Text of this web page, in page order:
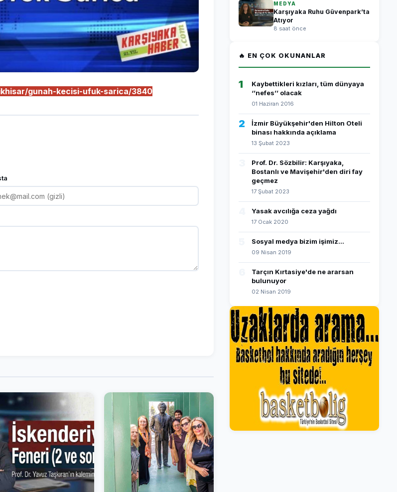
gunah-kecisi-ufuk-sarica/3840
MEDYA
Karşıyaka Ruhu Güvenpark’ta
Atıyor
8 saat önce
🔥 EN ÇOK OKUNANLAR
1
Kaybettikleri kızları, tüm dünyaya
‘’nefes’’ olacak
01 Haziran 2016
2
İzmir Büyükşehir'den Hilton Oteli
binası hakkında açıklama
13 Şubat 2023
Prof. Dr. Sözbilir: Karşıyaka,
Bostanlı ve Mavişehir'den diri fay
geçmez
17 Şubat 2023
Yasak avcılığa ceza yağdı
17 Ocak 2020
Sosyal medya bizim işimiz...
09 Nisan 2019
Tarçın Kırtasiye'de ne ararsan
bulunuyor
02 Nisan 2019